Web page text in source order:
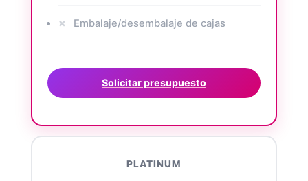
Embalaje/desembalaje de cajas
Solicitar presupuesto
PLATINUM